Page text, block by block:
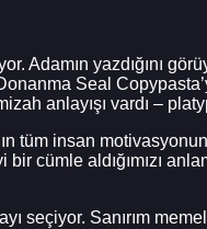
Adamın yazdığını
Seal
anlayışı vardı –
tüm insan
cümle aldığımızı
seçiyor. Sanırım